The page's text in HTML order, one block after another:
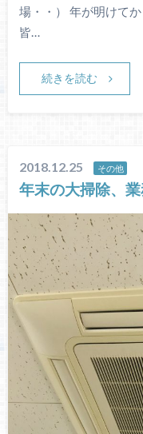
場・・） 年が明けて
皆…
続きを読む
2018.12.25 その他
年末の大掃除、